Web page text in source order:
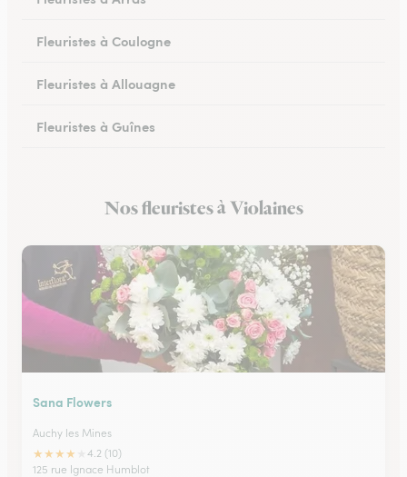
Fleuristes à Coulogne
Fleuristes à Allouagne
Fleuristes à Guînes
Fleuristes à Rang-du-Fliers
Nos fleuristes à Violaines
Sana Flowers
Auchy les Mines
★★★★
4.2 (10)
125 rue Ignace Humblot